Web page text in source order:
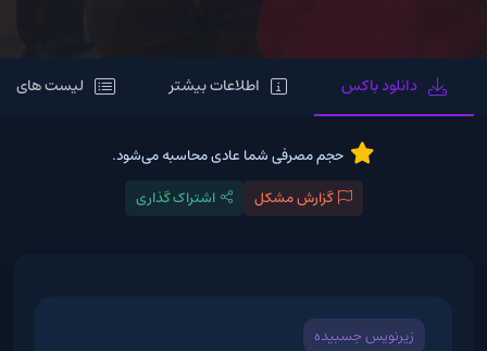
دانلود باکس اطلاعات بیشتر لیست های
حجم مصرفی شما عادی محاسبه می‌شود.
گزارش مشکل
اشتراک گذاری
زیرنویس جسبیده